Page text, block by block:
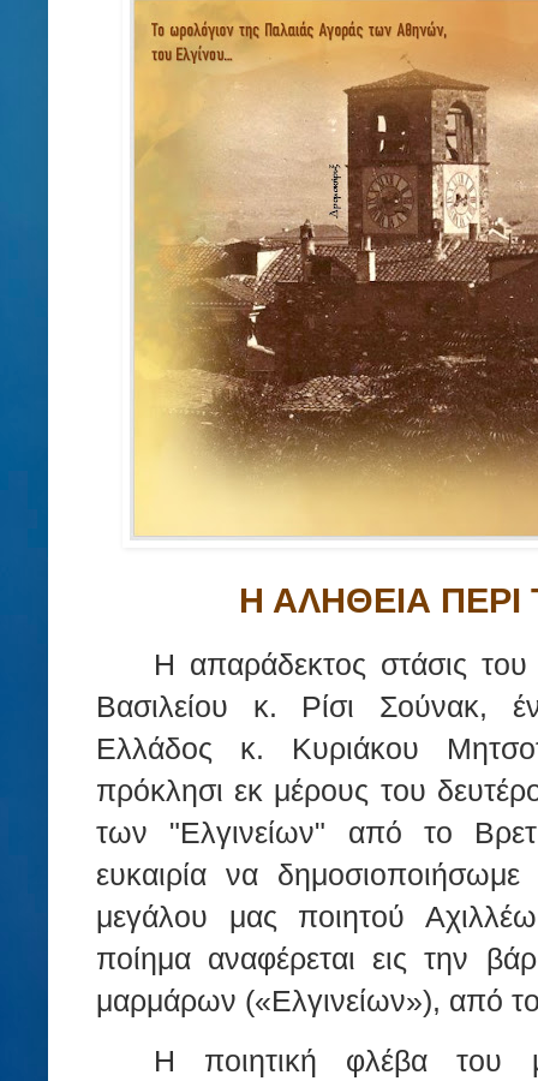
Η ΑΛΗΘΕΙΑ ΠΕΡΙ
Η απαράδεκτος στάσις
Βασιλείου κ. Ρίσι Σούνακ,
Ελλάδος κ. Κυριάκου
πρόκλησι εκ μέρους του
των "Ελγινείων" από το
ευκαιρία να
μεγάλου μας ποιητού
ποίημα αναφέρεται εις την
μαρμάρων («Ελγινείων»), από
Η ποιητική φλέβα του